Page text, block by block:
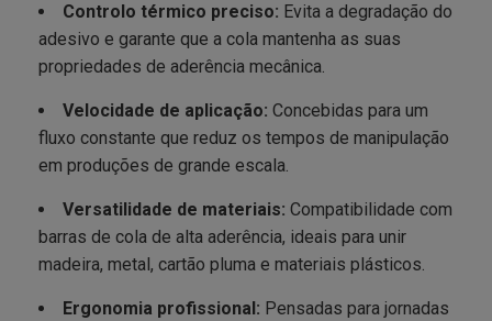
Controlo térmico preciso: Evita a degradação do
adesivo e garante que a cola mantenha as suas
propriedades de aderência mecânica.
Velocidade de aplicação: Concebidas para um
fluxo constante que reduz os tempos de manipulação
em produções de grande escala.
Versatilidade de materiais: Compatibilidade com
barras de cola de alta aderência, ideais para unir
madeira, metal, cartão pluma e materiais plásticos.
Ergonomia profissional: Pensadas para jornadas